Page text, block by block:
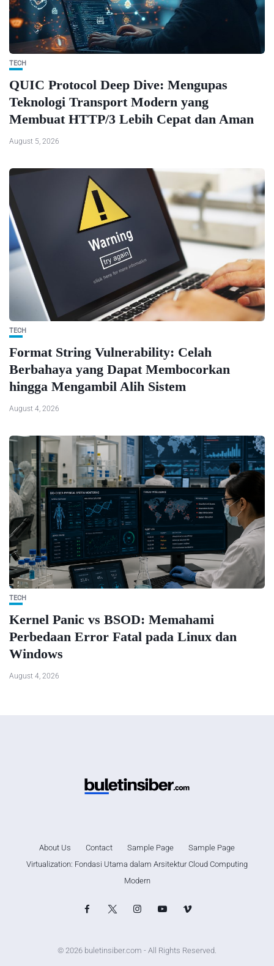
TECH
QUIC Protocol Deep Dive: Mengupas
Teknologi Transport Modern yang
Membuat HTTP/3 Lebih Cepat dan Aman
August 5, 2026
TECH
Format String Vulnerability: Celah
Berbahaya yang Dapat Membocorkan
hingga Mengambil Alih Sistem
August 4, 2026
TECH
Kernel Panic vs BSOD: Memahami
Perbedaan Error Fatal pada Linux dan
Windows
August 4, 2026
About Us Contact Sample Page
Sample Page
Virtualization: Fondasi Utama dalam Arsitektur Cloud Computing
Modern
© 2026 buletinsiber.com - All Rights Reserved.